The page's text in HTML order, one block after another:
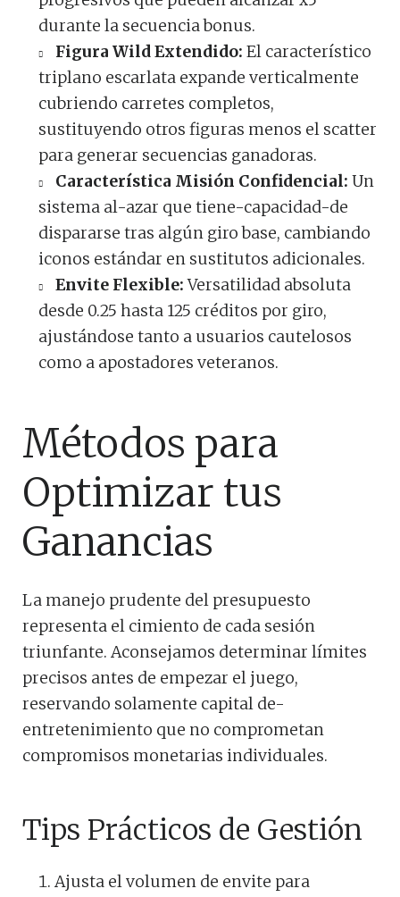
durante la secuencia bonus.
Figura Wild Extendido: El característico
triplano escarlata expande verticalmente
cubriendo carretes completos,
sustituyendo otros figuras menos el scatter
para generar secuencias ganadoras.
Característica Misión Confidencial: Un
sistema al-azar que tiene-capacidad-de
dispararse tras algún giro base, cambiando
iconos estándar en sustitutos adicionales.
Envite Flexible:Versatilidad absoluta
desde 0.25 hasta 125 créditos por giro,
ajustándose tanto a usuarios cautelosos
como a apostadores veteranos.
Métodos para
Optimizar tus
Ganancias
La manejo prudente del presupuesto
representa el cimiento de cada sesión
triunfante. Aconsejamos determinar límites
precisos antes de empezar el juego,
reservando solamente capital de-
entretenimiento que no comprometan
compromisos monetarias individuales.
Tips Prácticos de Gestión
Ajusta el volumen de envite para